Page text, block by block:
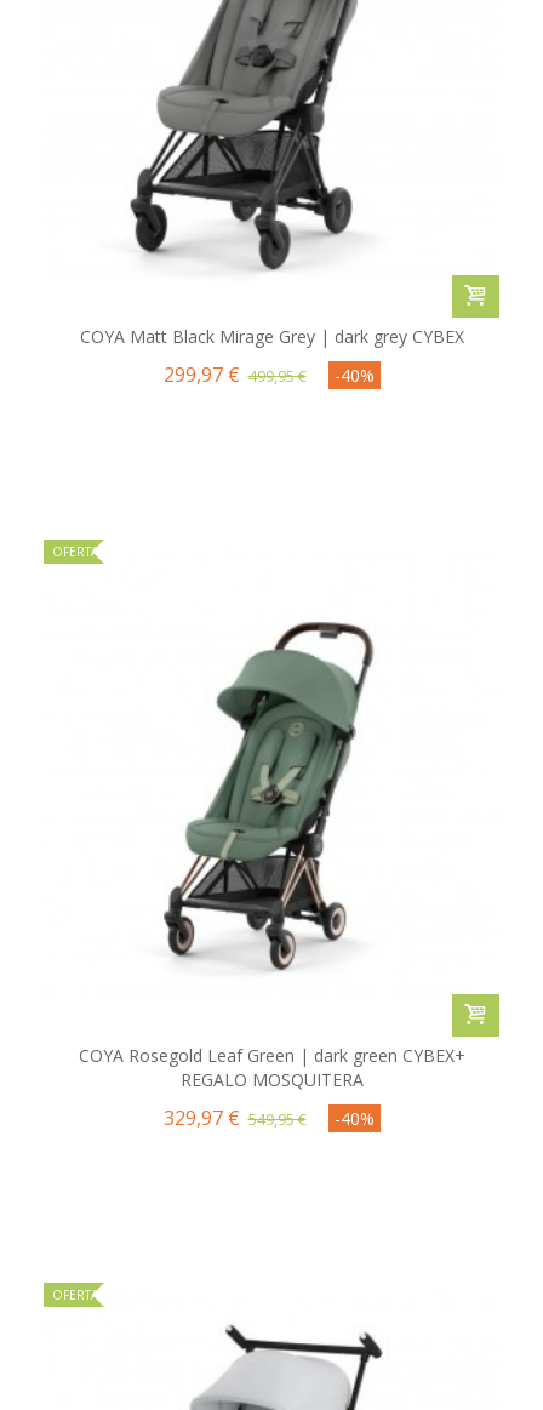
COYA Matt Black Mirage Grey | dark grey CYBEX
299,97 € 499,95 € -40%
OFERTA
COYA Rosegold Leaf Green | dark green CYBEX+
REGALO MOSQUITERA
329,97 € 549,95 € -40%
OFERTA